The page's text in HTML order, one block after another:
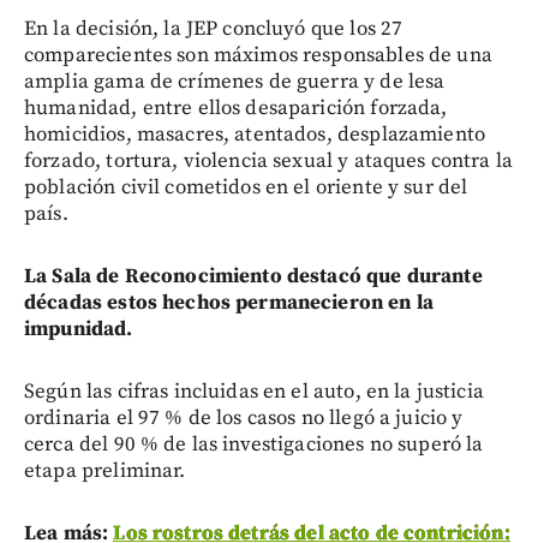
En la decisión, la JEP concluyó que los 27
comparecientes son máximos responsables de una
amplia gama de crímenes de guerra y de lesa
humanidad, entre ellos desaparición forzada,
homicidios, masacres, atentados, desplazamiento
forzado, tortura, violencia sexual y ataques contra la
población civil cometidos en el oriente y sur del
país.
La Sala de Reconocimiento destacó que durante
décadas estos hechos permanecieron en la
impunidad.
Según las cifras incluidas en el auto, en la justicia
ordinaria el 97 % de los casos no llegó a juicio y
cerca del 90 % de las investigaciones no superó la
etapa preliminar.
Lea más:Los rostros detrás del acto de contrición: